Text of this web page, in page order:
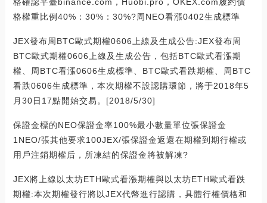
格權重比例40%：30%：30%?周NEO看漲0402生成標準
JEX發布周BTC歐式期權0606上線及生成公告:JEX發布周
BTC歐式期權0606上線及生成公告，包括BTC歐式看漲期
權、周BTC看漲0606生成標準、BTC歐式看跌期權、周BTC
看跌0606生成標準，本次期權不設認購環節，將于2018年5
月30日17點開始交易。[2018/5/30]
保證金標的NEO保證金率100%最小數量單位張保證金
1NEO/張其他要求100JEX/張保證金返還在期權到期行權或
用戶注銷期權后，所凍結的保證金將被解凍?
JEX將上線以太坊ETH歐式看漲期權與以太坊ETH歐式看跌
期權:本次期權發行將以JEX代幣進行認購，具體行權價格和